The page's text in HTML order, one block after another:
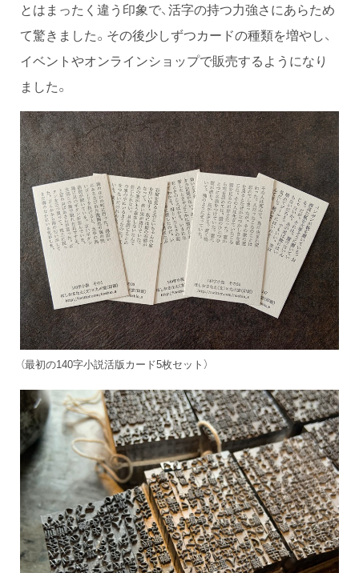
とはまったく違う印象で、活字の持つ力強さにあらため
て驚きました。その後少しずつカードの種類を増やし、
イベントやオンラインショップで販売するようになり
ました。
（最初の140字小説活版カード5枚セット）